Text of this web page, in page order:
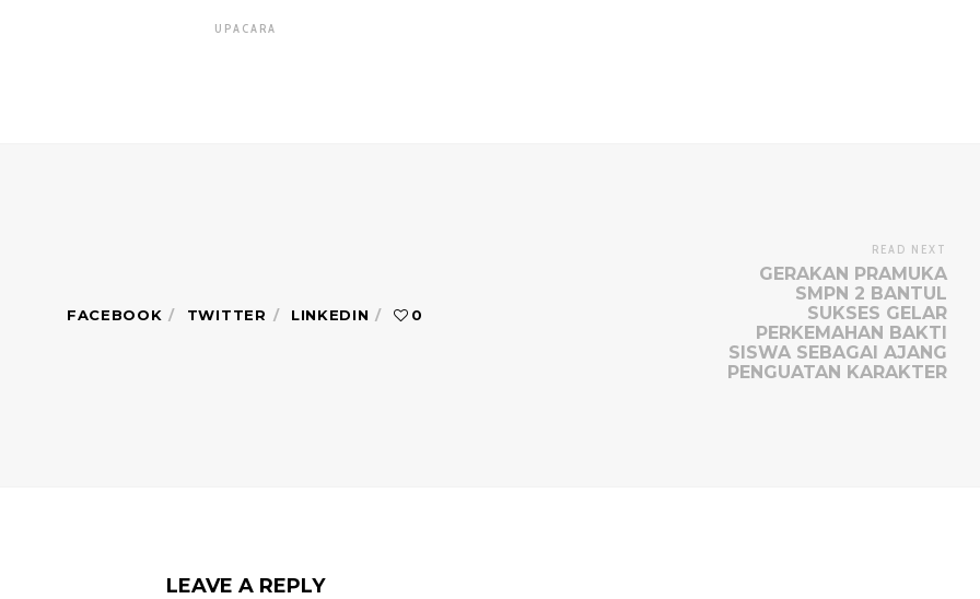
UPACARA
FACEBOOK TWITTER LINKEDIN 0
READ NEXT
GERAKAN PRAMUKA
SMPN 2 BANTUL
SUKSES GELAR
PERKEMAHAN BAKTI
SISWA SEBAGAI AJANG
PENGUATAN KARAKTER
LEAVE A REPLY